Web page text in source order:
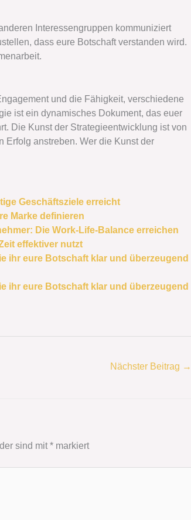
Interessengruppen kommuniziert
dass eure Botschaft verstanden wird.
und die Fähigkeit, verschiedene
ist ein dynamisches Dokument, das euer
Die Kunst der Strategieentwicklung ist von
Erfolg anstreben. Wer die Kunst der
Geschäftsziele erreicht
Marke definieren
Die Work-Life-Balance erreichen
effektiver nutzt
ihr eure Botschaft klar und überzeugend
ihr eure Botschaft klar und überzeugend
Nächster Beitrag →
sind mit * markiert